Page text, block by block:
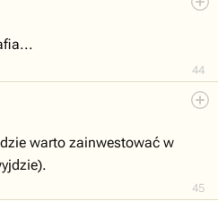
44
45
warto zainwestować w